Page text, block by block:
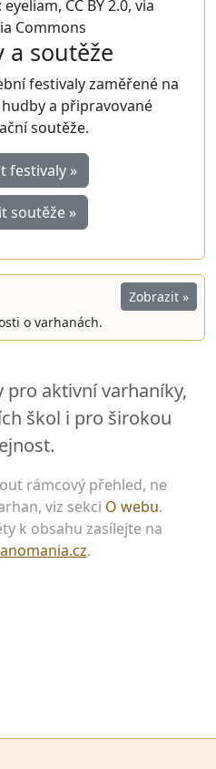
a soutěže
festivaly zaměřené na
a připravované
soutěže.
festivaly »
soutěže »
Zobrazit »
o varhanách.
pro aktivní varhaníky,
škol i pro širokou
rámcový přehled, ne
viz sekci O webu.
k obsahu zasílejte na
.